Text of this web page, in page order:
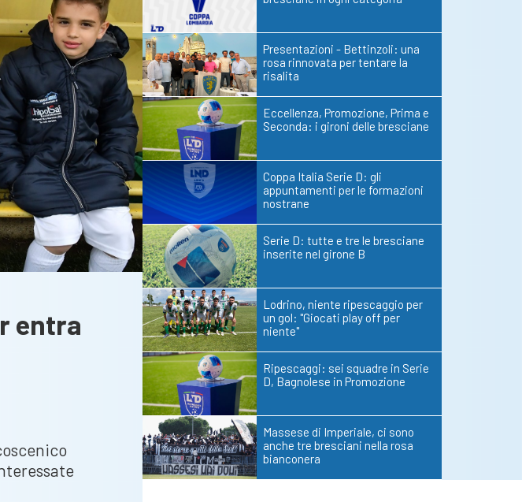
entra
Presentazioni - Bettinzoli: una
rosa rinnovata per tentare la
risalita
Eccellenza, Promozione, Prima e
Seconda: i gironi delle bresciane
Coppa Italia Serie D: gli
appuntamenti per le formazioni
nostrane
Serie D: tutte e tre le bresciane
inserite nel girone B
Lodrino, niente ripescaggio per
un gol: "Giocati play off per
niente"
Ripescaggi: sei squadre in Serie
D, Bagnolese in Promozione
Massese di Imperiale, ci sono
anche tre bresciani nella rosa
bianconera